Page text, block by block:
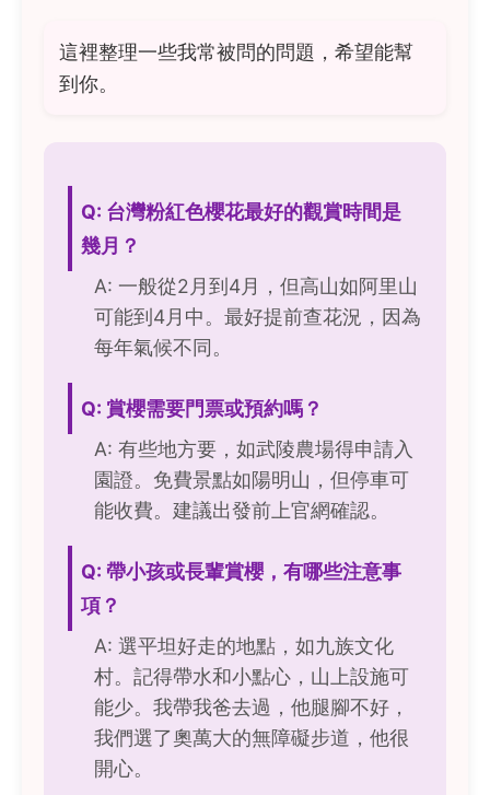
這裡整理一些我常被問的問題，希望能幫
到你。
Q: 台灣粉紅色櫻花最好的觀賞時間是
幾月？
A: 一般從2月到4月，但高山如阿里山
可能到4月中。最好提前查花況，因為
每年氣候不同。
Q: 賞櫻需要門票或預約嗎？
A: 有些地方要，如武陵農場得申請入
園證。免費景點如陽明山，但停車可
能收費。建議出發前上官網確認。
Q: 帶小孩或長輩賞櫻，有哪些注意事
項？
A: 選平坦好走的地點，如九族文化
村。記得帶水和小點心，山上設施可
能少。我帶我爸去過，他腿腳不好，
我們選了奧萬大的無障礙步道，他很
開心。